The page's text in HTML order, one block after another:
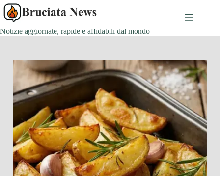
Salta
contenuto
Notizie aggiornate, rapide e affidabili dal mondo